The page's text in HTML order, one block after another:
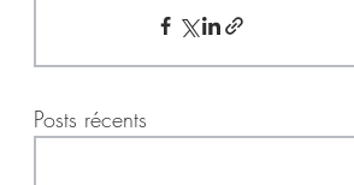
Posts récents